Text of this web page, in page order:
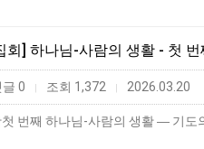
회] 하나님-사람의 생활 - 첫
글 0 조회 1,372 2026.03.20
번째 하나님-사람의 생활 ― 기